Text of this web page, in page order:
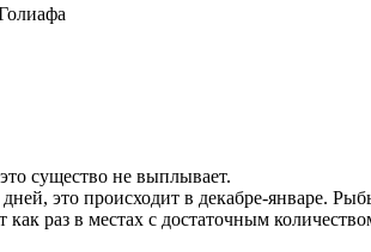
существо не выплывает.
это происходит в декабре-январе.
раз в местах с достаточным